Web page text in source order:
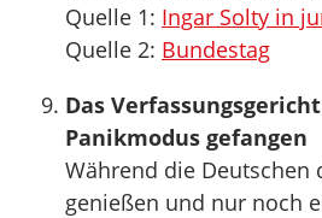
Quelle 1: Ingar Solty in
Quelle 2: Bundestag
Das
Panikmodus gefangen
Während die Deutschen
genießen und nur noch